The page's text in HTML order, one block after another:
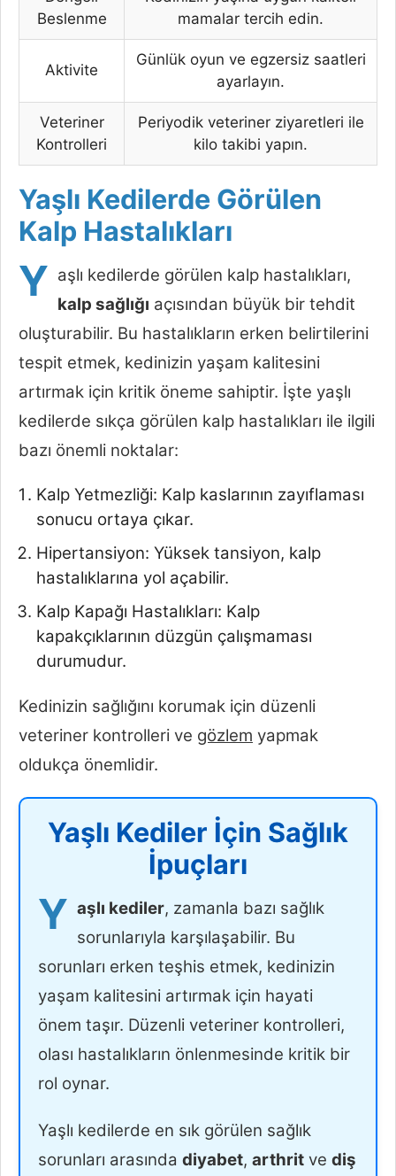
Beslenme
mamalar tercih edin.
Aktivite
Günlük oyun ve egzersiz saatleri
ayarlayın.
Veteriner
Kontrolleri
Periyodik veteriner ziyaretleri ile
kilo takibi yapın.
Yaşlı Kedilerde Görülen
Kalp Hastalıkları
Y aşlı kedilerde görülen kalp hastalıkları,
kalp sağlığı açısından büyük bir tehdit
oluşturabilir. Bu hastalıkların erken belirtilerini
tespit etmek, kedinizin yaşam kalitesini
artırmak için kritik öneme sahiptir. İşte yaşlı
kedilerde sıkça görülen kalp hastalıkları ile ilgili
bazı önemli noktalar:
Kalp Yetmezliği: Kalp kaslarının zayıflaması
sonucu ortaya çıkar.
Hipertansiyon: Yüksek tansiyon, kalp
hastalıklarına yol açabilir.
Kalp Kapağı Hastalıkları: Kalp
kapakçıklarının düzgün çalışmaması
durumudur.
Kedinizin sağlığını korumak için düzenli
veteriner kontrolleri ve gözlem yapmak
oldukça önemlidir.
Yaşlı Kediler İçin Sağlık
İpuçları
Y aşlı kediler, zamanla bazı sağlık
sorunlarıyla karşılaşabilir. Bu
sorunları erken teşhis etmek, kedinizin
yaşam kalitesini artırmak için hayati
önem taşır. Düzenli veteriner kontrolleri,
olası hastalıkların önlenmesinde kritik bir
rol oynar.
Yaşlı kedilerde en sık görülen sağlık
sorunları arasında diyabet, arthrit ve diş